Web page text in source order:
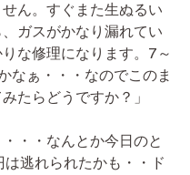
ん。すぐまた生ぬるい
ガスがかなり漏れてい
な修理になります。7～
なぁ・・・なのでこのま
たらどうですか？」
・・・なんとか今日のと
は逃れられたかも・・ド